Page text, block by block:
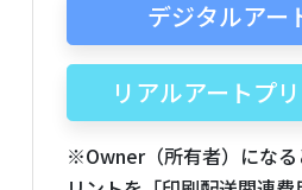
デジタルアー
リアルアートプ
※Owner（所有者）になる